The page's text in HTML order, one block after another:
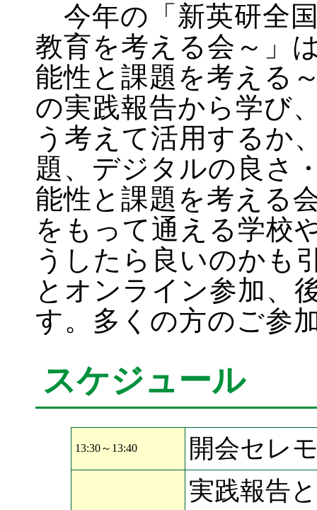
今年の「新英研全
教育を考える会～」
能性と課題を考える
の実践報告から学び
う考えて活用するか
題、デジタルの良さ
能性と課題を考える
をもって通える学校
うしたら良いのかも
とオンライン参加、
す。多くの方のご参
スケジュール
13:30～13:40 開会セレ
実践報告